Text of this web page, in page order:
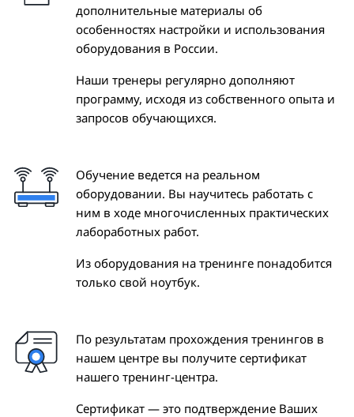
дополнительные материалы об
особенностях настройки и использования
оборудования в России.
Наши тренеры регулярно дополняют
программу, исходя из собственного опыта и
запросов обучающихся.
Обучение ведется на реальном
оборудовании. Вы научитесь работать с
ним в ходе многочисленных практических
лабоработных работ.
Из оборудования на тренинге понадобится
только свой ноутбук.
По результатам прохождения тренингов в
нашем центре вы получите сертификат
нашего тренинг-центра.
Сертификат — это подтверждение Ваших